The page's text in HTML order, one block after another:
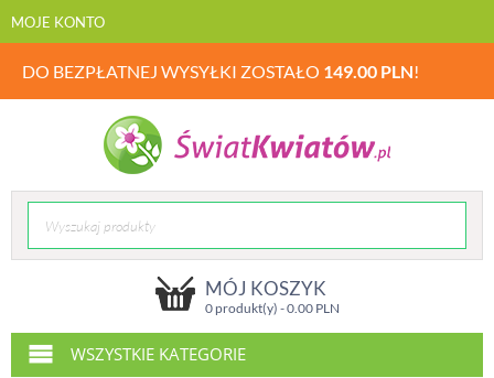
MOJE KONTO
DO BEZPŁATNEJ WYSYŁKI ZOSTAŁO 149.00 PLN!
MÓJ KOSZYK
0 produkt(y) -0.00PLN
WSZYSTKIE KATEGORIE